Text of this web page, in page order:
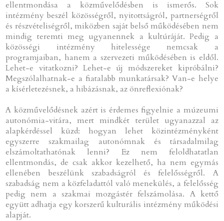
ellentmondása a közművelődésben is ismerős. Sok
intézmény beszél közösségről, nyitottságról, partnerségről
és részvételiségről, miközben saját belső működésében nem
mindig teremti meg ugyanennek a kultúráját. Pedig a
közösségi intézmény hitelessége nemcsak a
programjaiban, hanem a szervezeti működésében is eldől.
Lehet-e vitatkozni? Lehet-e új módszereket kipróbálni?
Megszólalhatnak-e a fiatalabb munkatársak? Van-e helye
a kísérletezésnek, a hibázásnak, az önreflexiónak?
A közművelődésnek azért is érdemes figyelnie a múzeumi
autonómia-vitára, mert mindkét terület ugyanazzal az
alapkérdéssel küzd: hogyan lehet közintézményként
egyszerre szakmailag autonómnak és társadalmilag
elszámoltathatónak lenni? Ez nem feloldhatatlan
ellentmondás, de csak akkor kezelhető, ha nem egymás
ellenében beszélünk szabadságról és felelősségről. A
szabadság nem a közfeladattól való menekülés, a felelősség
pedig nem a szakmai mozgástér felszámolása. A kettő
együtt adhatja egy korszerű kulturális intézmény működési
alapját.